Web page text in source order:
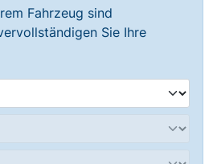
Fahrzeug sind
Sie Ihre